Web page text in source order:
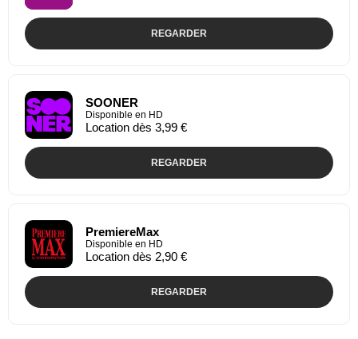
REGARDER
SOONER
Disponible en HD
Location dès 3,99 €
REGARDER
PremiereMax
Disponible en HD
Location dès 2,90 €
REGARDER